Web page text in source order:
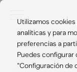
Utilizamos
analíticas y para
preferencias a
Puedes configurar
“Configuración de